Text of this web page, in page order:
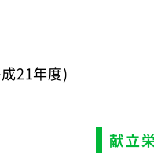
21年度)
献立